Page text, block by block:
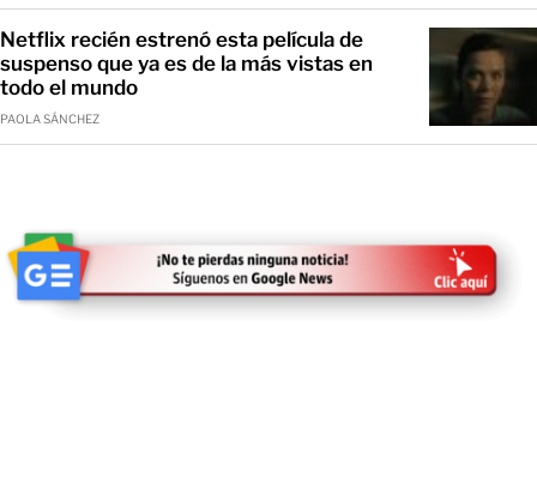
Netflix recién estrenó esta película de
suspenso que ya es de la más vistas en
todo el mundo
PAOLA SÁNCHEZ